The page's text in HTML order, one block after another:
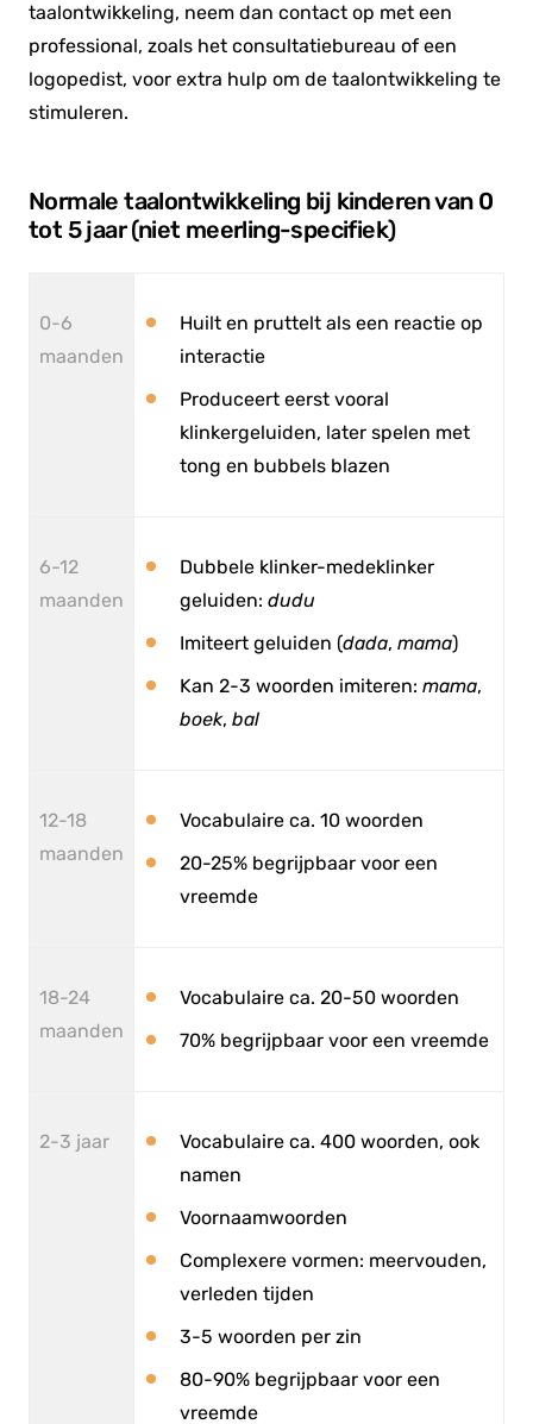
taalontwikkeling, neem dan contact op met een
professional, zoals het consultatiebureau of een
logopedist, voor extra hulp om de taalontwikkeling te
stimuleren.
Normale taalontwikkeling bij kinderen van 0
tot 5 jaar (niet meerling-specifiek)
0-6
maanden
Huilt en pruttelt als een reactie op
interactie
Produceert eerst vooral
klinkergeluiden, later spelen met
tong en bubbels blazen
6-12
maanden
Dubbele klinker-medeklinker
geluiden: dudu
Imiteert geluiden (dada, mama)
Kan 2-3 woorden imiteren: mama,
boek, bal
12-18
maanden
Vocabulaire ca. 10 woorden
20-25% begrijpbaar voor een
vreemde
18-24
maanden
Vocabulaire ca. 20-50 woorden
70% begrijpbaar voor een vreemde
2-3 jaar
Vocabulaire ca. 400 woorden, ook
namen
Voornaamwoorden
Complexere vormen: meervouden,
verleden tijden
3-5 woorden per zin
80-90% begrijpbaar voor een
vreemde